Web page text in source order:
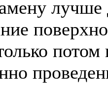
лучше